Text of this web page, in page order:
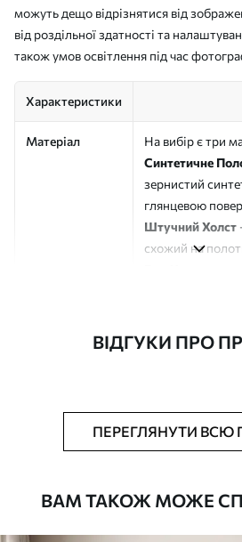
можуть дещо відрізнятися від
від роздільної здатності та
також умов освітлення під час
Характеристики
Матеріал
На вибір є три
Синтетичне
зернистий
глянцевою
Штучний Холст
схожий на
Додатково Можна додати
ВІДГУКИ ПРО
ПЕРЕГЛЯНУТИ ВСЮ
ВАМ ТАКОЖ МОЖЕ